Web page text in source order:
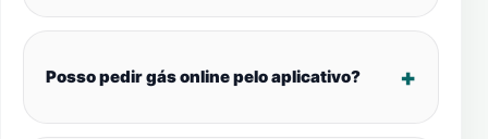
Posso pedir gás online pelo aplicativo?